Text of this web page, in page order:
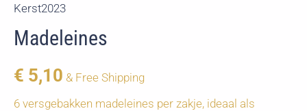
Kerst2023
Madeleines
€ 5,10 & Free Shipping
6 versgebakken madeleines per zakje, ideaal als